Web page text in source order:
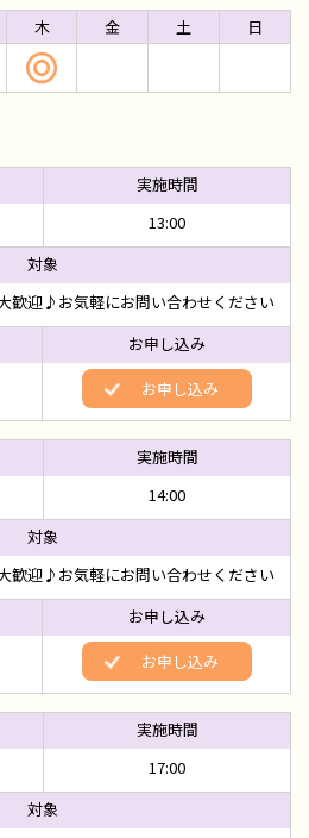
木 金 土 日
13:00
歓迎♪お気軽にお問い合わせください
お申し込み
14:00
歓迎♪お気軽にお問い合わせください
お申し込み
17:00